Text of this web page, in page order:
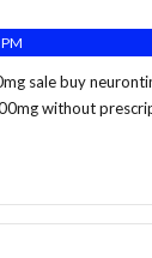
salebuy
without